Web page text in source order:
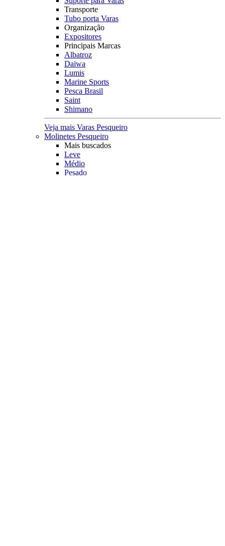
Transporte
Tubo porta Varas
Organização
Expositores
Principais Marcas
Albatroz
Daiwa
Lumis
Marine Sports
Pesca Brasil
Saint
Shimano
Veja mais Varas Pesqueiro
Molinetes Pesqueiro
Mais buscados
Leve
Médio
Pesado